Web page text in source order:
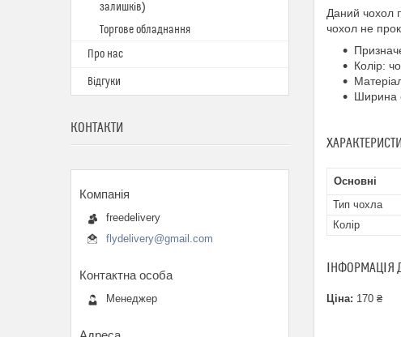
Даний чохол
чохол не
Колір:
Ширина
Основні
Тип чохла
Колір
ІНФОРМАЦІЯ
Ціна: 170 ₴
залишків)
Торгове обладнання
Про нас
Відгуки
КОНТАКТИ
freedelivery
flydelivery@gmail.com
Менеджер